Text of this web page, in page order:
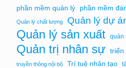
phần mềm quản lý phần mềm
Quản lý chất lượng Quản lý dự
Quản lý sản xuất quản
Quản trị nhân sự triển
truyền thông nội bộ Trí tuệ nhân tạo